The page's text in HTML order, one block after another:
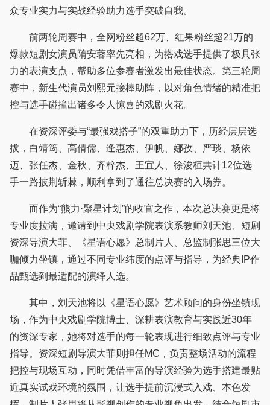
众专业实力与实战经验助力选手突破自我。
前两轮周赛中，全网粉丝超62万、红果粉丝超21万的
爆款短剧女演员隋安蓉率先亮相，为搭戏选手提供了极具张
力的表演支点，帮助多位参赛者激发出最佳状态。第三轮周
赛中，新生代演员刘熙元接棒助阵，以对角色情绪的精准把
控与选手碰撞出诸多令人惊喜的戏剧火花。
在资深评委与“最强戏搭子”的双重助力下，历经层层选
拔，白靖筠、高倩儒、逄惠杰、伊帆、娜孜、严琰、杨依
迈、张任杰、金秋、齐梓杰、王宜人、徐浚桓共计12位选
手一路披荆斩棘，顺利拿到了通往总决赛的入场券。
而作为“熊力·聚星计划”的收官之作，本次总决赛更是将
专业度拉满，邀请到中央戏剧学院表演系教师刘天池、短剧
资深导演大菲、《星语心愿》总制片人、总监制张思三位大
咖倾力坐镇，通过不同专业纬度的点评与指导，为经典IP作
品甄选到最适配的演绎人选。
其中，刘天池将以《星语心愿》艺术顾问的身份坐镇现
场，作为中央戏剧学院博士、深耕表演教育与实践近30年
的资深专家，她将对选手的每一轮表现进行细致点评与专业
指导。资深短剧导演大菲则担任MC，负责整场活动的流程
把控与现场互动，同时凭借丰富的导演经验为选手搭建最贴
近真实试戏环境的氛围，让选手提前沉浸式入戏、本色发